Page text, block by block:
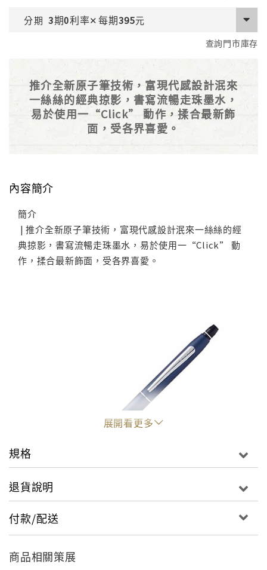
分期 3期0利率✕每期395元
查詢門市庫存
推介全新原子筆技術，富現代感設計泯來
一絲絲的經典掠影，書寫流暢走珠墨水，
易於使用一“Click” 動作，揉合最新飾
面，受各界喜愛。
內容簡介
簡介
| 推介全新原子筆技術，富現代感設計泯來一絲絲的經
典掠影，書寫流暢走珠墨水，易於使用一“Click” 動
作，揉合最新飾面，受各界喜愛。
展開看更多
規格
退貨說明
付款/配送
商品相關策展